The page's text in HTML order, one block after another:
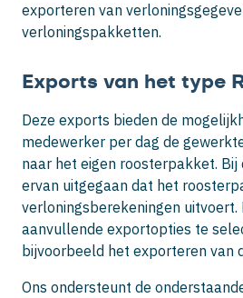
exporteren van
verloningspakketten.
Exports van het type
Deze exports bieden de
medewerker per dag de
naar het eigen roosterpakket.
ervan uitgegaan dat het
verloningsberekeningen uitvoert.
aanvullende exportopties te
bijvoorbeeld het exporteren van
Ons ondersteunt de